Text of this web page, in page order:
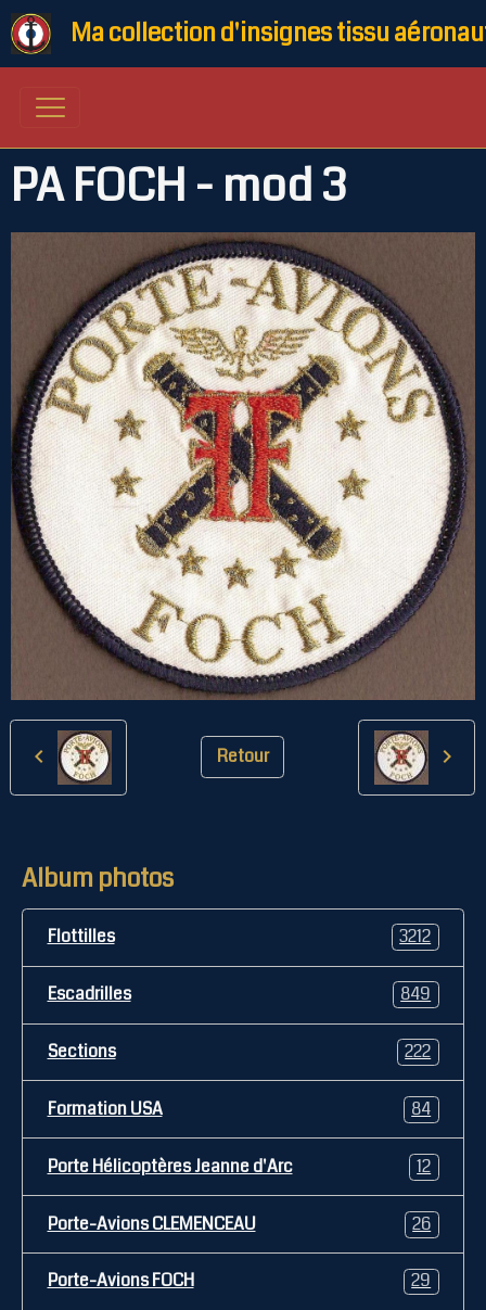
Ma collection d'insignes tissu
PA FOCH - mod 3
Retour
Album photos
Flottilles 3212
Escadrilles 849
Sections 222
Formation USA 84
Porte Hélicoptères Jeanne d'Arc 12
Porte-Avions CLEMENCEAU 26
Porte-Avions FOCH 29